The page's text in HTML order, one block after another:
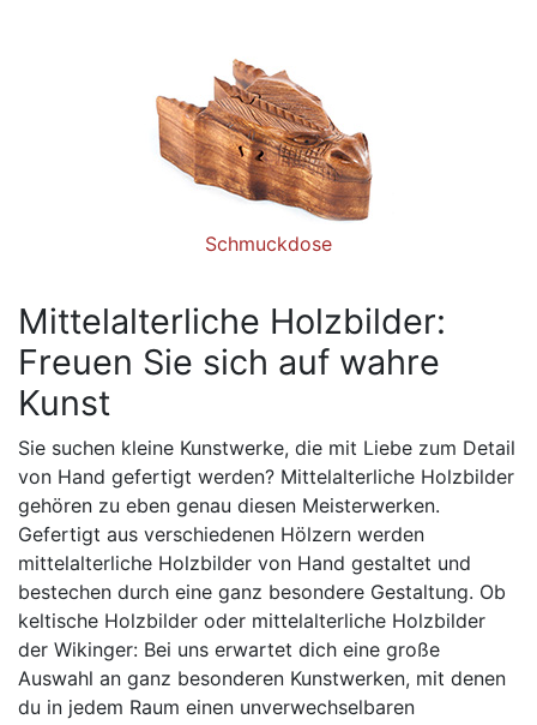
Schmuckdose
Mittelalterliche Holzbilder:
Freuen Sie sich auf wahre
Kunst
Sie suchen kleine Kunstwerke, die mit Liebe zum Detail
von Hand gefertigt werden? Mittelalterliche Holzbilder
gehören zu eben genau diesen Meisterwerken.
Gefertigt aus verschiedenen Hölzern werden
mittelalterliche Holzbilder von Hand gestaltet und
bestechen durch eine ganz besondere Gestaltung. Ob
keltische Holzbilder oder mittelalterliche Holzbilder
der Wikinger: Bei uns erwartet dich eine große
Auswahl an ganz besonderen Kunstwerken, mit denen
du in jedem Raum einen unverwechselbaren